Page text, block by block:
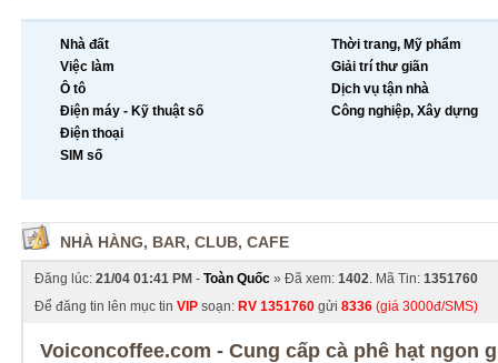
Nhà đất
Việc làm
Ô tô
Điện máy - Kỹ thuật số
Điện thoại
SIM số
Thời trang, Mỹ phẩm
Giải trí thư giãn
Dịch vụ tận nhà
Công nghiệp, Xây dựng
NHÀ HÀNG, BAR, CLUB, CAFE
Đăng lúc: 21/04 01:41 PM - Toàn Quốc » Đã xem: 1402. Mã Tin: 1351760
Để đăng tin lên mục tin VIP soạn: RV 1351760 gửi 8336 (giá 3000đ/SMS)
Voiconcoffee.com - Cung cấp cà phê hạt ngon